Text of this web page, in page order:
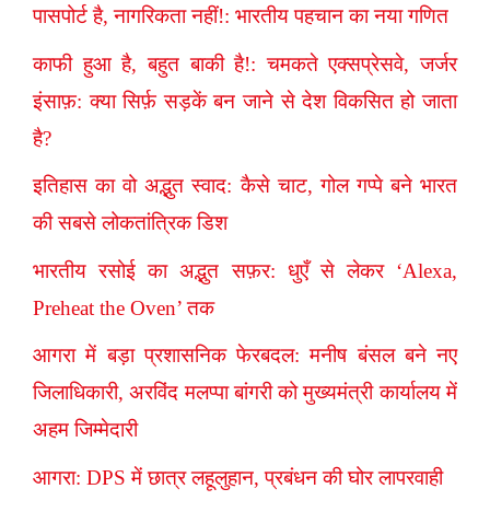
पासपोर्ट है, नागरिकता नहीं!: भारतीय पहचान का नया गणित
काफी हुआ है, बहुत बाकी है!: चमकते एक्सप्रेसवे, जर्जर
इंसाफ़: क्या सिर्फ़ सड़कें बन जाने से देश विकसित हो जाता
है?
इतिहास का वो अद्भुत स्वाद: कैसे चाट, गोल गप्पे बने भारत
की सबसे लोकतांत्रिक डिश
भारतीय रसोई का अद्भुत सफ़र: धुएँ से लेकर ‘Alexa,
Preheat the Oven’ तक
आगरा में बड़ा प्रशासनिक फेरबदल: मनीष बंसल बने नए
जिलाधिकारी, अरविंद मलप्पा बांगरी को मुख्यमंत्री कार्यालय में
अहम जिम्मेदारी
आगरा: DPS में छात्र लहूलुहान, प्रबंधन की घोर लापरवाही